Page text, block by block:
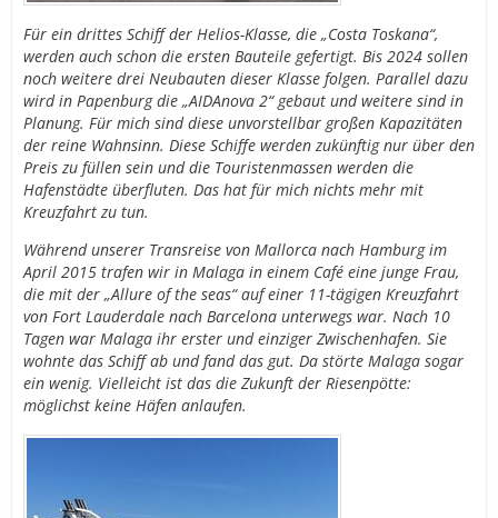
Für ein drittes Schiff der Helios-Klasse, die „Costa Toskana“,
werden auch schon die ersten Bauteile gefertigt. Bis 2024 sollen
noch weitere drei Neubauten dieser Klasse folgen. Parallel dazu
wird in Papenburg die „AIDAnova 2“ gebaut und weitere sind in
Planung. Für mich sind diese unvorstellbar großen Kapazitäten
der reine Wahnsinn. Diese Schiffe werden zukünftig nur über den
Preis zu füllen sein und die Touristenmassen werden die
Hafenstädte überfluten. Das hat für mich nichts mehr mit
Kreuzfahrt zu tun.
Während unserer Transreise von Mallorca nach Hamburg im
April 2015 trafen wir in Malaga in einem Café eine junge Frau,
die mit der „Allure of the seas“ auf einer 11-tägigen Kreuzfahrt
von Fort Lauderdale nach Barcelona unterwegs war. Nach 10
Tagen war Malaga ihr erster und einziger Zwischenhafen. Sie
wohnte das Schiff ab und fand das gut. Da störte Malaga sogar
ein wenig. Vielleicht ist das die Zukunft der Riesenpötte:
möglichst keine Häfen anlaufen.